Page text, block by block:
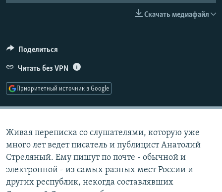
СОЦИАЛЬНЫЕ СЕТИ
Скачать медиафайл
Поделиться
Читать без VPN
Приоритетный источник в Google
Живая переписка со слушателями, которую уже
много лет ведет писатель и публицист Анатолий
Стреляный. Ему пишут по почте - обычной и
электронной - из самых разных мест России и
других республик, некогда составлявших